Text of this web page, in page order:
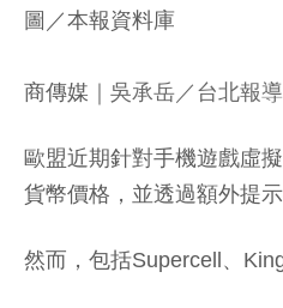
圖／本報資料庫
商傳媒 ｜吳承岳／台北報導
歐盟近期針對手機遊戲虛
貨幣價格，並透過額外提
然而，包括Supercell、